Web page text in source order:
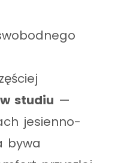
studiu —
jesienno-
bywa